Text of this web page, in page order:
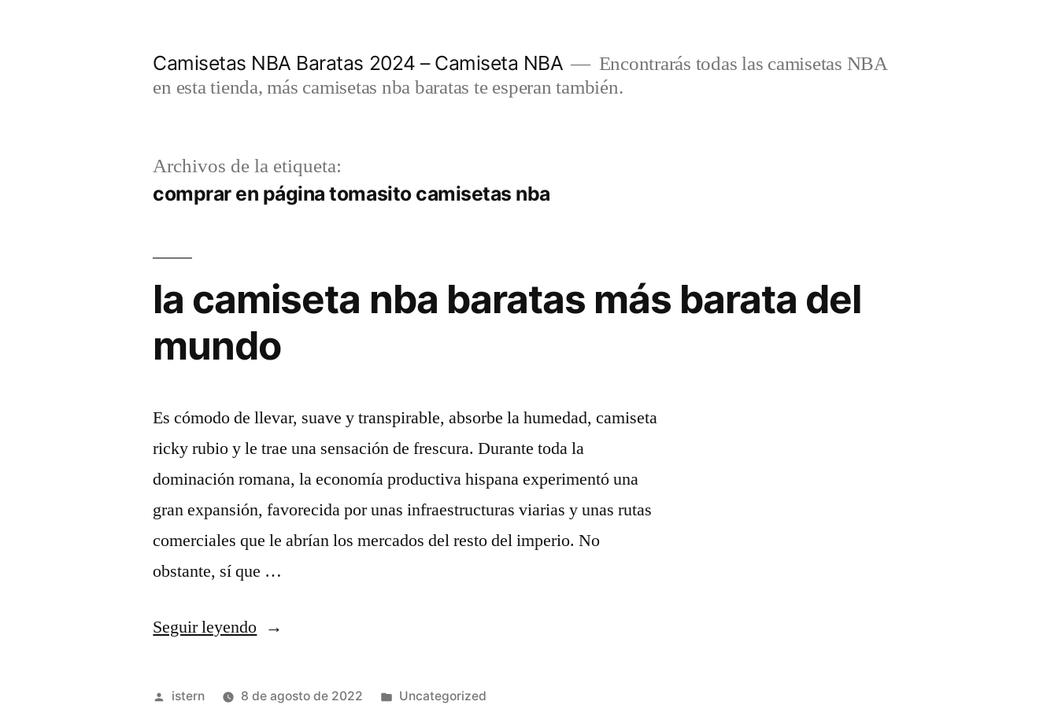
Camisetas NBA Baratas 2024 – Camiseta NBA
Encontrarás todas las camisetas NBA
en esta tienda, más camisetas nba baratas te esperan también.
Archivos de la etiqueta:
comprar en página tomasito camisetas nba
la camiseta nba baratas más barata del
mundo
Es cómodo de llevar, suave y transpirable, absorbe la humedad, camiseta
ricky rubio y le trae una sensación de frescura. Durante toda la
dominación romana, la economía productiva hispana experimentó una
gran expansión, favorecida por unas infraestructuras viarias y unas rutas
comerciales que le abrían los mercados del resto del imperio. No
obstante, sí que …
Seguir leyendo«la
nba
Publicado
istern 8 de agosto de 2022 Publicado
Uncategorized